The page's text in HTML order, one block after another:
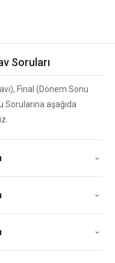
Soruları
Final (Dönem Sonu
Sorularına aşağıda